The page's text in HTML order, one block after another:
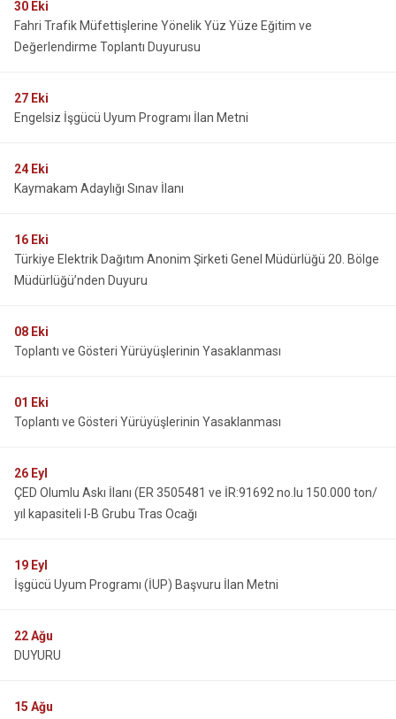
30 Eki
Fahri Trafik Müfettişlerine Yönelik Yüz Yüze Eğitim ve
Değerlendirme Toplantı Duyurusu
27 Eki
Engelsiz İşgücü Uyum Programı İlan Metni
24 Eki
Kaymakam Adaylığı Sınav İlanı
16 Eki
Türkiye Elektrik Dağıtım Anonim Şirketi Genel Müdürlüğü 20. Bölge
Müdürlüğü’nden Duyuru
08 Eki
Toplantı ve Gösteri Yürüyüşlerinin Yasaklanması
01 Eki
Toplantı ve Gösteri Yürüyüşlerinin Yasaklanması
26 Eyl
ÇED Olumlu Askı İlanı (ER 3505481 ve İR:91692 no.lu 150.000 ton/
yıl kapasiteli I-B Grubu Tras Ocağı
19 Eyl
İşgücü Uyum Programı (İUP) Başvuru İlan Metni
22Ağu
DUYURU
15 Ağu